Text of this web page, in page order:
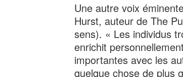
Une autre voix
Hurst, auteur de The
sens). « Les individus
enrichit
importantes avec les
quelque chose de plus